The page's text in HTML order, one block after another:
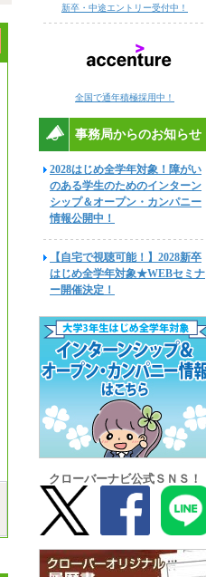
新卒・中途エントリー受付中！
全国で通年積極採用中！
事務局からのお知らせ
2028はじめ全学年対象！障がい
のある学生のためのインターン
シップ＆オープン・カンパニー
情報公開中！
【自宅で視聴可能！】2028新卒
はじめ全学年対象★WEBセミナ
ー開催決定！
クローバーナビ公式ＳＮＳ！